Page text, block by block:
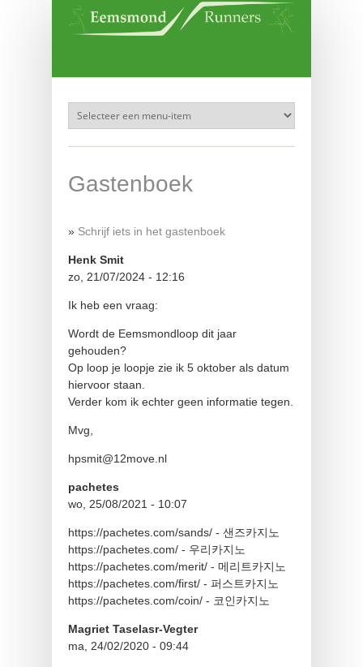
Overslaan en naar de inhoud gaan
Gastenboek
» Schrijf iets in het gastenboek
Henk Smit
zo, 21/07/2024 - 12:16
Ik heb een vraag:
Wordt de Eemsmondloop dit jaar
gehouden?
Op loop je loopje zie ik 5 oktober als datum
hiervoor staan.
Verder kom ik echter geen informatie tegen.
Mvg,
hpsmit@12move.nl
pachetes
wo, 25/08/2021 - 10:07
https://pachetes.com/sands/ - 샌즈카지노
https://pachetes.com/ - 우리카지노
https://pachetes.com/merit/ - 메리트카지노
https://pachetes.com/first/ - 퍼스트카지노
https://pachetes.com/coin/ - 코인카지노
Magriet Taselasr-Vegter
ma, 24/02/2020 - 09:44